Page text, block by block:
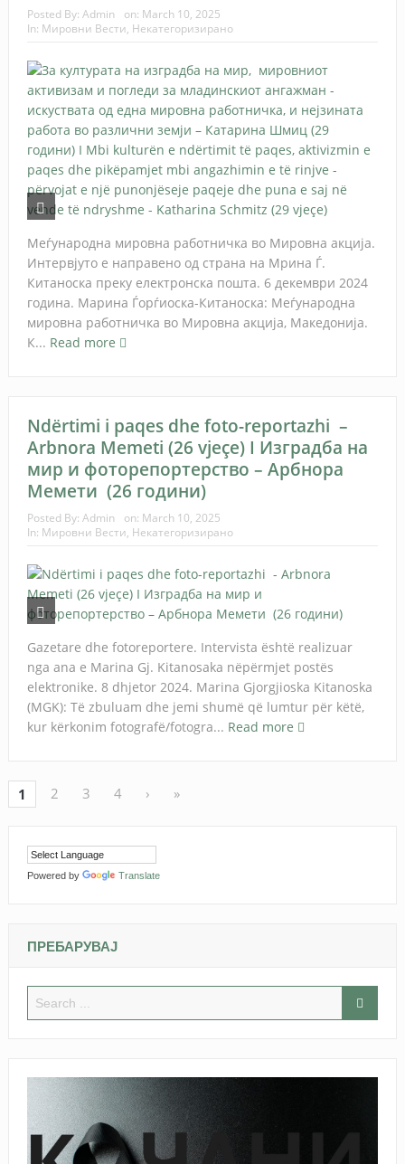
Posted By: Admin on: March 10, 2025
In: Мировни Вести, Некатегоризирано
Меѓународна мировна работничка во Мировна акција.
Интервјуто е направено од страна на Мрина Ѓ.
Китаноска преку електронска пошта. 6 декември 2024
година. Марина Ѓорѓиоска-Китаноска: Меѓународна
мировна работничка во Мировна акција, Македонија.
К... Read more
Ndërtimi i paqes dhe foto-reportazhi –
Arbnora Memeti (26 vjeçe) I Изградба на
мир и фоторепортерство – Арбнора
Мемети (26 години)
Posted By: Admin on: March 10, 2025
In: Мировни Вести, Некатегоризирано
Gazetare dhe fotoreportere. Intervista është realizuar
nga ana e Marina Gj. Kitanosaka nëpërmjet postës
elektronike. 8 dhjetor 2024. Marina Gjorgjioska Kitanoska
(MGK): Të zbuluam dhe jemi shumë që lumtur për këtë,
kur kërkonim fotografë/fotogra... Read more
1 2 3 4 › »
Powered by Translate
ПРЕБАРУВАЈ